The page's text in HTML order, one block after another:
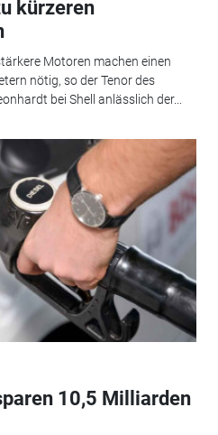
kürzeren
Motoren machen einen
nötig, so der Tenor des
bei Shell anlässlich der...
10,5 Milliarden